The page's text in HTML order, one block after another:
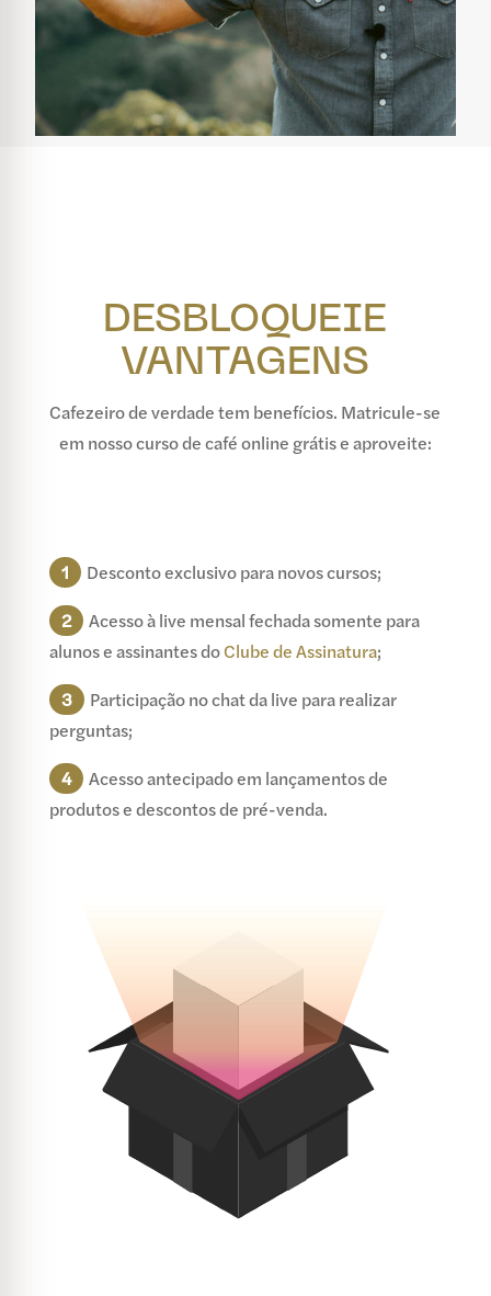
DESBLOQUEIE
VANTAGENS
Cafezeiro de verdade tem benefícios. Matricule-se
em nosso curso de café online grátis e aproveite:
1
Desconto exclusivo para novos cursos;
2
Acesso à live mensal fechada somente para
alunos e assinantes doClube de Assinatura;
3
Participação no chat da live para realizar
perguntas;
4
Acesso antecipado em lançamentos de
produtos e descontos de pré-venda.